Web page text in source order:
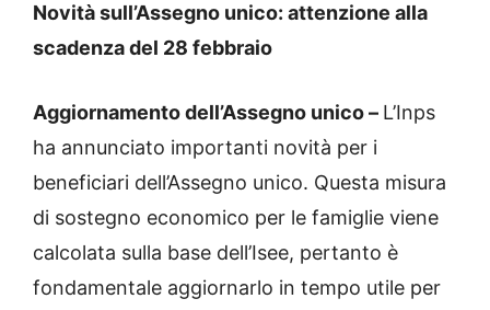
Novità sull’Assegno unico: attenzione alla
scadenza del 28 febbraio
Aggiornamento dell’Assegno unico – L’Inps
ha annunciato importanti novità per i
beneficiari dell’Assegno unico. Questa misura
di sostegno economico per le famiglie viene
calcolata sulla base dell’Isee, pertanto è
fondamentale aggiornarlo in tempo utile per